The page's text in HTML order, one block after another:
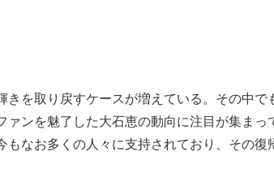
を取り戻すケースが増えている。その中で
ンを魅了した大石恵の動向に注目が集まっ
なお多くの人々に支持されており、その復